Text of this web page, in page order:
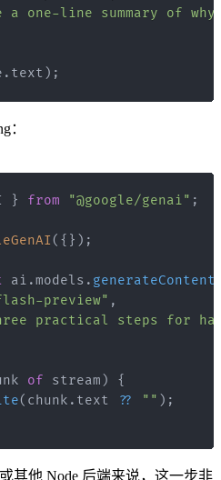
a one-line summary of
. text ) ;
：
} from "@google/genai" ;
( { } ) ;
ai .models .
preview" ,
practical steps for
of stream )
{
( chunk . text ?? "" ) ;
其他 Node 后端来说，这一步非